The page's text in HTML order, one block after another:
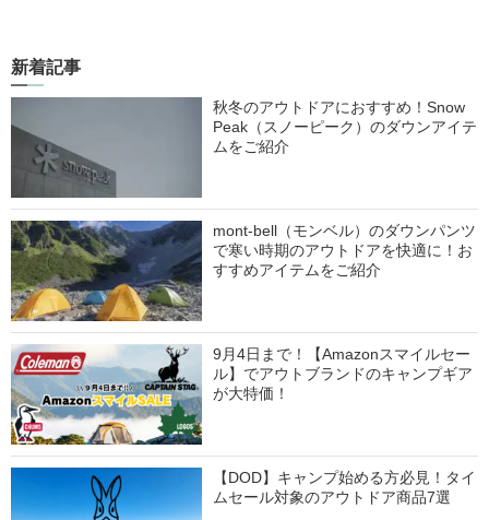
新着記事
秋冬のアウトドアにおすすめ！Snow
Peak（スノーピーク）のダウンアイテ
ムをご紹介
mont-bell（モンベル）のダウンパンツ
で寒い時期のアウトドアを快適に！お
すすめアイテムをご紹介
9月4日まで！【Amazonスマイルセー
ル】でアウトブランドのキャンプギア
が大特価！
【DOD】キャンプ始める方必見！タイ
ムセール対象のアウトドア商品7選